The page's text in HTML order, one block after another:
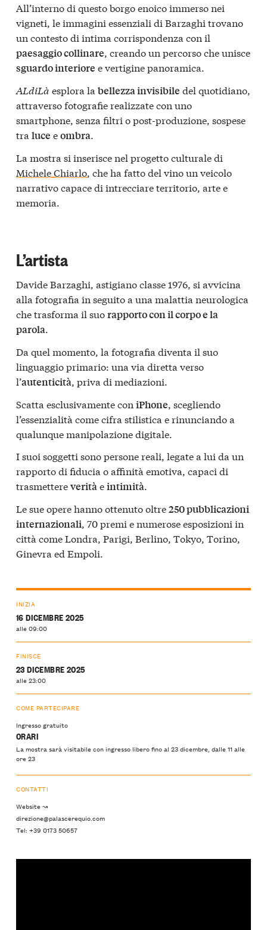
All’interno di questo borgo enoico immerso nei
vigneti, le immagini essenziali di Barzaghi trovano
un contesto di intima corrispondenza con il
paesaggio collinare, creando un percorso che unisce
sguardo interiore e vertigine panoramica.
ALdiLà esplora la bellezza invisibile del quotidiano,
attraverso fotografie realizzate con uno
smartphone, senza filtri o post-produzione, sospese
tra luce eombra.
La mostra si inserisce nel progetto culturale di
Michele Chiarlo, che ha fatto del vino un veicolo
narrativo capace di intrecciare territorio, arte e
memoria.
L’artista
Davide Barzaghi, astigiano classe 1976, si avvicina
alla fotografia in seguito a una malattia neurologica
che trasforma il suorapporto con il corpo e la
parola.
Da quel momento, la fotografia diventa il suo
linguaggio primario: una via diretta verso
l’autenticità, priva di mediazioni.
Scatta esclusivamente con iPhone , scegliendo
l’essenzialità come cifra stilistica e rinunciando a
qualunque manipolazione digitale.
I suoi soggetti sono persone reali, legate a lui da un
rapporto di fiducia o affinità emotiva, capaci di
trasmettereveritàeintimità.
Le sue opere hanno ottenuto oltre250 pubblicazioni
internazionali, 70 premi e numerose esposizioni in
città come Londra, Parigi, Berlino, Tokyo, Torino,
Ginevra ed Empoli.
INIZIA
16 DICEMBRE 2025
alle 09:00
FINISCE
23 DICEMBRE 2025
alle 23:00
COME PARTECIPARE
Ingresso gratuito
ORARI
La mostra sarà visitabile con ingresso libero fino al 23 dicembre, dalle 11 alle
ore 23
CONTATTI
Website ↝
direzione@palascerequio.com
Tel: +39 0173 50657